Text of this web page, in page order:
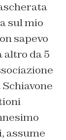
sul mio
sapevo
altro da 5
assume